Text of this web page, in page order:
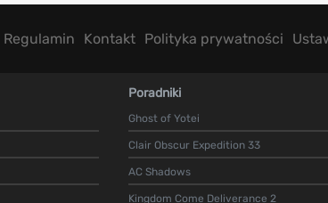
Regulamin Kontakt Polityka prywatności
Poradniki
Ghost of Yotei
Clair Obscur Expedition 33
AC Shadows
Kingdom Come Deliverance 2